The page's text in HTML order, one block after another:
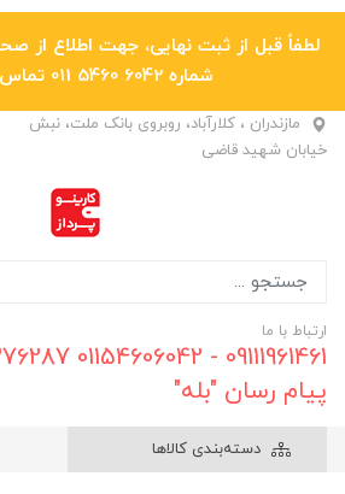
لطفاً قبل از ثبت نهایی، جهت اطلاع از
شماره 6042 5460 011 تماس بگیرید.
مازندران ، کلارآباد، روبروی بانک ملت، نبش
خیابان شهید قاضی
ارتباط با ما
09300376287
پیام رسان "بله"
دسته‌بندی کالاها